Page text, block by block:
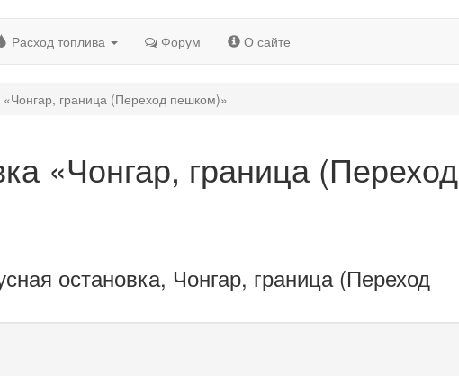
Расход топлива Форум О сайте
«Чонгар, граница (Переход пешком)»
«Чонгар, граница (Переход
остановка, Чонгар, граница (Переход